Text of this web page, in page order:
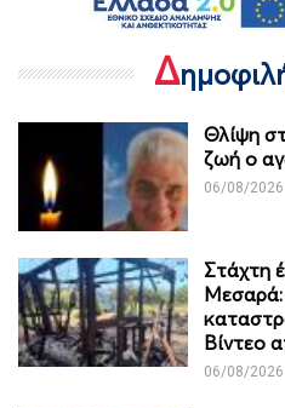
Δ
Θλίψη
ζωή ο
06/08/2026
Στάχτη
Βίντεο
06/08/2026